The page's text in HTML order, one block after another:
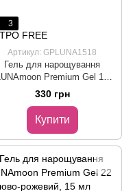
3
Артикул: GPLUNA1518
Гель для нарощування
LUNAmoon Premium Gel 18
кавовий, 15 мл
330 грн
Купити